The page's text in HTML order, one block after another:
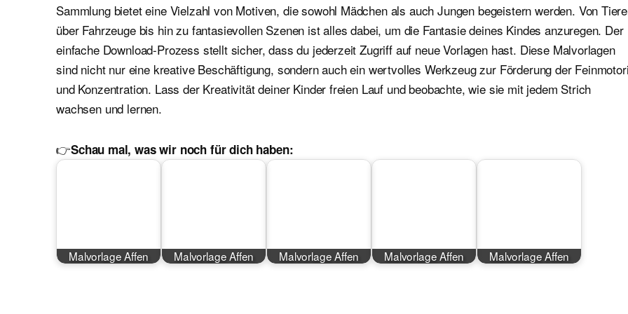
Sammlung bietet eine Vielzahl von Motiven, die sowohl Mädchen als auch Jungen begeistern werden. Von
über Fahrzeuge bis hin zu fantasievollen Szenen ist alles dabei, um die Fantasie deines Kindes anzuregen. Der
einfache Download-Prozess stellt sicher, dass du jederzeit Zugriff auf neue Vorlagen hast. Diese Malvorlagen
sind nicht nur eine kreative Beschäftigung, sondern auch ein wertvolles Werkzeug zur Förderung der
und Konzentration. Lass der Kreativität deiner Kinder freien Lauf und beobachte, wie sie mit jedem Strich
wachsen und lernen.
👉Schau mal, was wir noch für dich haben:
Malvorlage Affen Malvorlage Affen Malvorlage Affen Malvorlage Affen Malvorlage Affen